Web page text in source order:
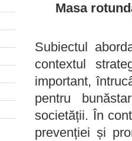
Masa
Subiectul
contextul
important,
pentru
societății. În
prevenției și